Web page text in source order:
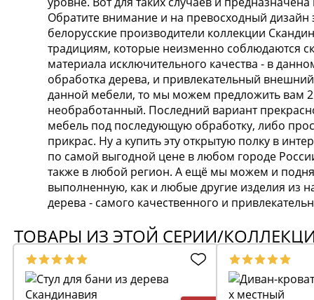
Обратите внимание и на превосходный
белорусские производители коллекции
традициям, которые неизменно соблюдаются
материала исключительного качества - в
обработка дерева, и привлекательный
данной мебели, то мы можем предложить вам 2
необработанный. Последний вариант
мебель под последующую обработку, либо
прикрас. Ну а купить эту открытую полку в
по самой выгодной цене в любом городе
также в любой регион. А ещё мы можем и
выполненную, как и любые другие изделия из
дерева - самого качественного и
ТОВАРЫ ИЗ ЭТОЙ СЕРИИ/